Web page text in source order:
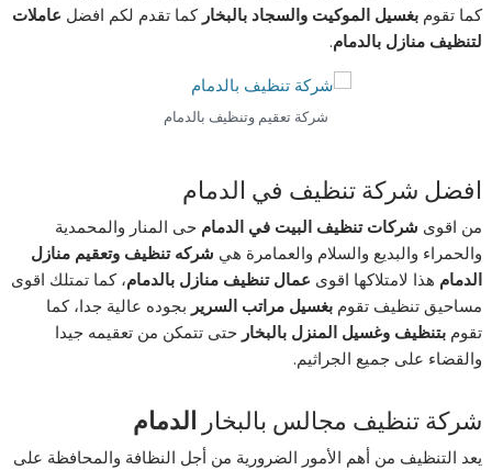
كما تقومبغسيل الموكيت والسجاد بالبخار كما تقدم لكم افضل عاملات
لتنظيف منازل بالدمام.
شركة تعقيم وتنظيف بالدمام
افضل شركة تنظيف في الدمام
من اقوى شركات تنظيف البيت في الدمام حى المنار والمحمدية
والحمراء والبديع والسلام والعمامرة هي شركه تنظيف وتعقيم منازل
الدمام هذا لامتلاكها اقوى عمال تنظيف منازل بالدمام، كما تمتلك اقوى
مساحيق تنظيف تقومبغسيل مراتب السرير بجوده عالية جدا، كما
تقومبتنظيف وغسيل المنزل بالبخار حتى تتمكن من تعقيمه جيدا
والقضاء على جميع الجراثيم.
شركة تنظيف مجالس بالبخار الدمام
يعد التنظيف من أهم الأمور الضرورية من أجل النظافة والمحافظة على